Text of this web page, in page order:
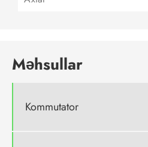
Məhsullar
Kommutator